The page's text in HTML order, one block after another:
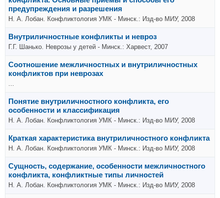
предупреждения и разрешения
Н. А. Лобан. Конфликтология УМК - Минск.: Изд-во МИУ, 2008
Внутриличностные конфликты и невроз
Г.Г. Шанько. Неврозы у детей - Минск.: Харвест, 2007
Соотношение межличностных и внутриличностных
конфликтов при неврозах
...
Понятие внутриличностного конфликта, его
особенности и классификация
Н. А. Лобан. Конфликтология УМК - Минск.: Изд-во МИУ, 2008
Краткая характеристика внутриличностного конфликта
Н. А. Лобан. Конфликтология УМК - Минск.: Изд-во МИУ, 2008
Сущность, содержание, особенности межличностного
конфликта, конфликтные типы личностей
Н. А. Лобан. Конфликтология УМК - Минск.: Изд-во МИУ, 2008